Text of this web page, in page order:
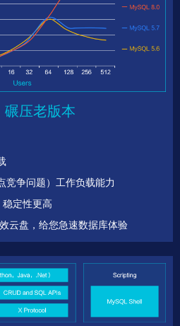
压老版本
竞争问题）工作负载能力
定性更高
云盘，给您急速数据库体验